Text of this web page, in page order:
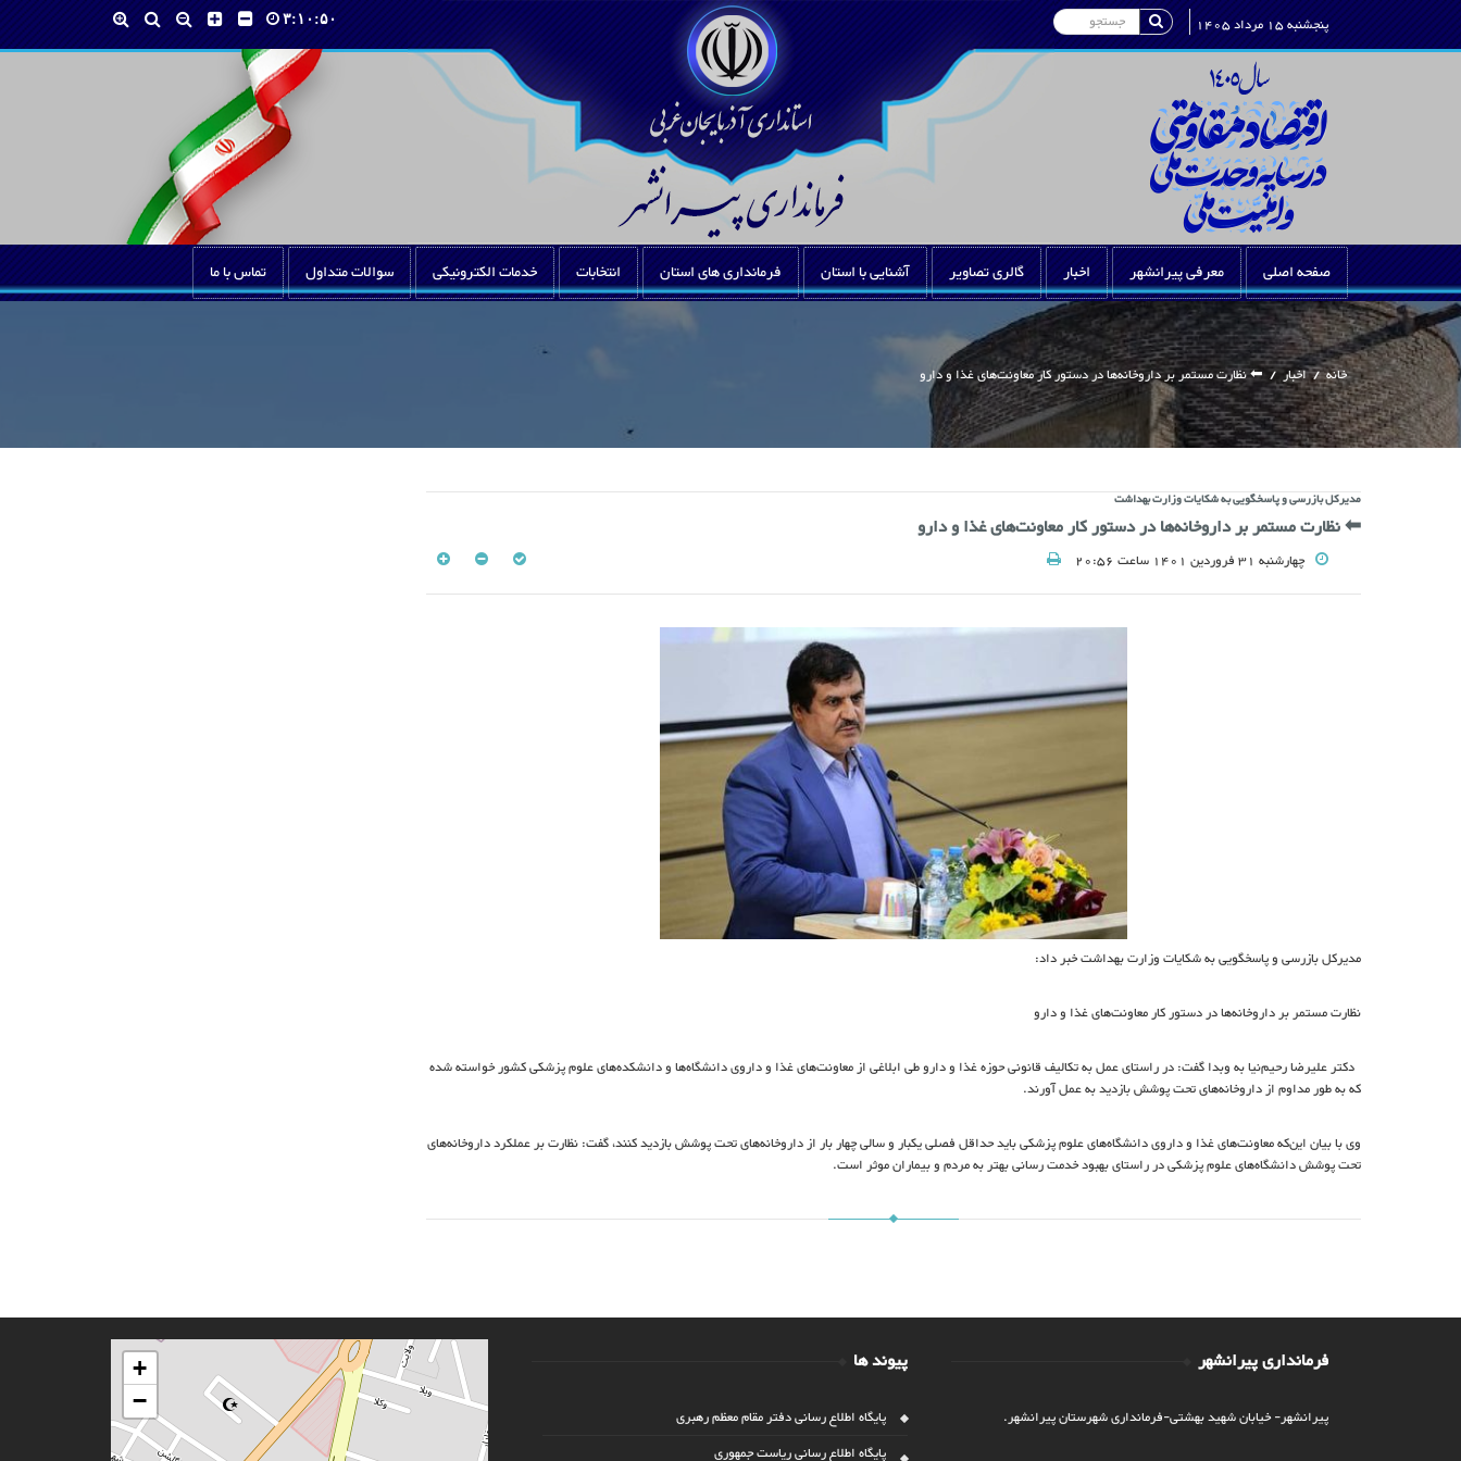
۳:۱۰:۵۰ Search پنجشنبه 15 مرداد 1405
صفحه اصلی معرفی پیرانشهر اخبار گالری تصاویر آشنایی با استان فرمانداری های استان انتخابات خدمات الکترونیکی سوالات متداول تماس با ما
خانه / اخبار / ⬅ نظارت مستمر بر داروخانه‌ها در دستور کار معاونت‌های غذا و دارو
مدیرکل بازرسی و پاسخگویی به شکایات وزارت بهداشت
⬅ نظارت مستمر بر داروخانه‌ها در دستور کار معاونت‌های غذا و دارو
چهارشنبه 31 فروردین 1401 ساعت 20:56
مدیرکل بازرسی و پاسخگویی به شکایات وزارت بهداشت خبر داد:
نظارت مستمر بر داروخانه‌ها در دستور کار معاونت‌های غذا و دارو
دکتر علیرضا رحیم‌نیا به وبدا گفت: در راستای عمل به تکالیف قانونی حوزه غذا و دارو طی ابلاغی از معاونت‌های غذا و داروی دانشگاه‌ها و دانشکده‌های علوم پزشکی کشور خواسته شده
که به طور مداوم از داروخانه‌های تحت پوشش بازدید به عمل آورند.
وی با بیان این‌که معاونت‌های غذا و داروی دانشگاه‌های علوم پزشکی باید حداقل فصلی یکبار و سالی چهار بار از داروخانه‌های تحت پوشش بازدید کنند، گفت: نظارت بر عملکرد داروخانه‌های
تحت پوشش دانشگاه‌های علوم پزشکی در راستای بهبود خدمت رسانی بهتر به مردم و بیماران موثر است.
فرمانداری پیرانشهر
پیرانشهر- خیابان شهید بهشتی-فرمانداری شهرستان پیرانشهر.
پیوند ها
پایگاه اطلاع رسانی دفتر مقام معظم رهبری
پایگاه اطلاع رسانی ریاست جمهوری
+
−